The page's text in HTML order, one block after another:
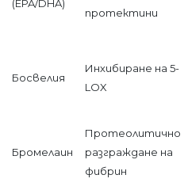
(EPA/DHA)
протектини
Босвелия
Инхибиране на 5-
LOX
Бромелаин
Протеолитично
разграждане на
фибрин